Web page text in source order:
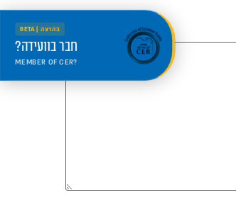
בהרצה | BETA
חבר בוועידה?
MEMBER OF CER?
Welcome to the new portal